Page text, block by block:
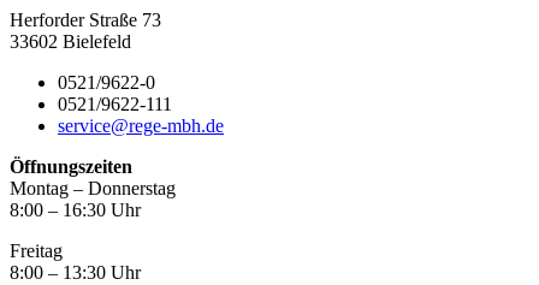
Herforder Straße 73
33602 Bielefeld
0521/9622-0
0521/9622-111
service@rege-mbh.de
Öffnungszeiten
Montag – Donnerstag
8:00 – 16:30 Uhr
Freitag
8:00 – 13:30 Uhr